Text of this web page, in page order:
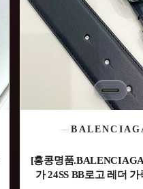
[홍콩명품
가 24SS BB로고 레더 가